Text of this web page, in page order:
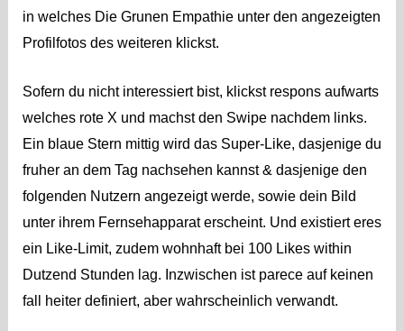
in welches Die Grunen Empathie unter den angezeigten
Profilfotos des weiteren klickst.
Sofern du nicht interessiert bist, klickst respons aufwarts
welches rote X und machst den Swipe nachdem links.
Ein blaue Stern mittig wird das Super-Like, dasjenige du
fruher an dem Tag nachsehen kannst & dasjenige den
folgenden Nutzern angezeigt werde, sowie dein Bild
unter ihrem Fernsehapparat erscheint. Und existiert eres
ein Like-Limit, zudem wohnhaft bei 100 Likes within
Dutzend Stunden lag. Inzwischen ist parece auf keinen
fall heiter definiert, aber wahrscheinlich verwandt.